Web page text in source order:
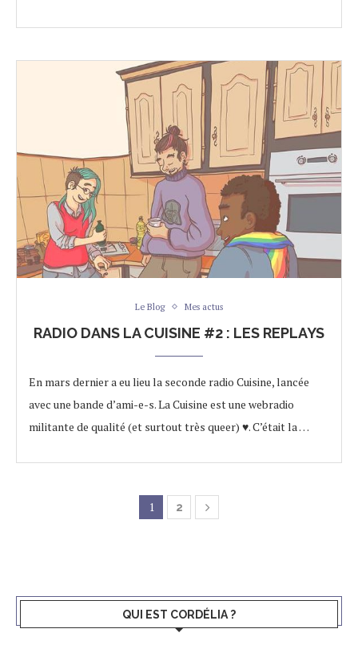
Le Blog Mes actus
RADIO DANS LA CUISINE #2 : LES REPLAYS
En mars dernier a eu lieu la seconde radio Cuisine, lancée
avec une bande d’ami-e-s. La Cuisine est une webradio
militante de qualité (et surtout très queer) ♥. C’était la …
1 2
QUI EST CORDÉLIA ?